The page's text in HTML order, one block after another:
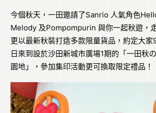
今個秋天，一田邀請了Sanrio 人氣角色
Melody 及Pompompurin 與你一起秋遊，
更以最新秋裝打造多款限量貨品，約定大
日來到設於沙田新城市廣場1期的「一田秋
園地」，參加集印活動更可換取限定禮品！